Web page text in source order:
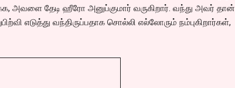
அவளை தேடி ஹீரோ அனுப்குமார் வருகிறார். வந்து அவர் தான்
எடுத்து வந்திருப்பதாக சொல்லி எல்லோரும் நம்புகிறார்கள்,